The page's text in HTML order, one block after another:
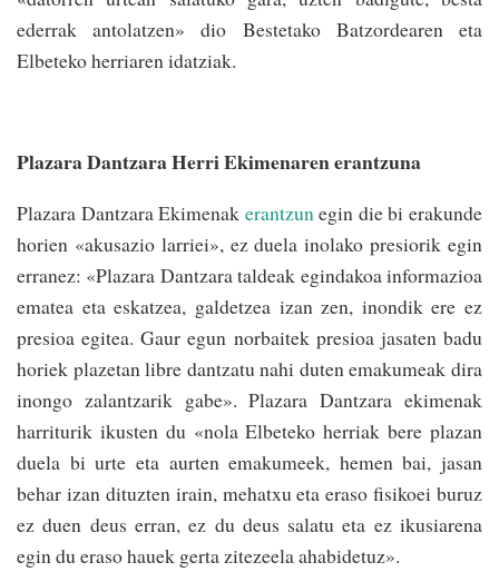
ederrak antolatzen» dio Bestetako Batzordearen eta
Elbeteko herriaren idatziak.
Plazara Dantzara Herri Ekimenaren erantzuna
Plazara Dantzara Ekimenak erantzunegin die bi erakunde
horien «akusazio larriei», ez duela inolako presiorik egin
erranez: «Plazara Dantzara taldeak egindakoa informazioa
ematea eta eskatzea, galdetzea izan zen, inondik ere ez
presioa egitea. Gaur egun norbaitek presioa jasaten badu
horiek plazetan libre dantzatu nahi duten emakumeak dira
inongo zalantzarik gabe». Plazara Dantzara ekimenak
harriturik ikusten du «nola Elbeteko herriak bere plazan
duela bi urte eta aurten emakumeek, hemen bai, jasan
behar izan dituzten irain, mehatxu eta eraso fisikoei buruz
ez duen deus erran, ez du deus salatu eta ez ikusiarena
egin du eraso hauek gerta zitezeela ahabidetuz».